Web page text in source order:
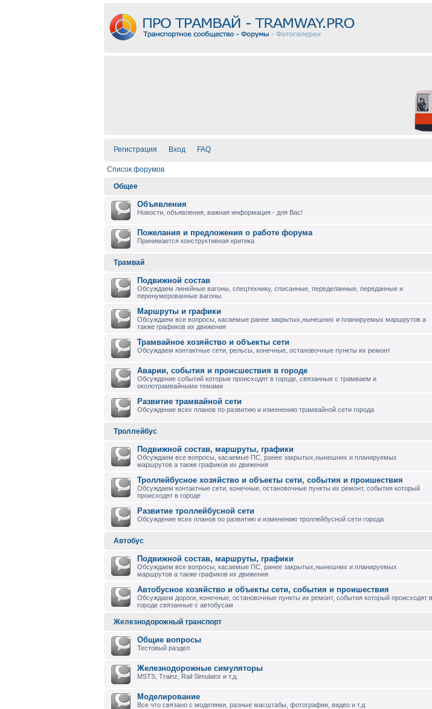
Регистрация Вход FAQ
Список форумов
Общее
Объявления
Новости, объявления, важная информация - для Вас!
Пожелания и предложения о работе форума
Принимается конструктивная критика
Трамвай
Подвижной состав
Обсуждаем линейные вагоны, спецтехнику, списанные, переделанные, переданные и
перенумерованные вагоны.
Маршруты и графики
Обсуждаем все вопросы, касаемые ранее закрытых,нынешних и планируемых маршрутов а
также графиков их движения
Трамвайное хозяйство и объекты сети
Обсуждаем контактные сети, рельсы, конечные, остановочные пункты их ремонт
Аварии, события и происшествия в городе
Обсуждение событий которые происходят в городе, связанные с трамваем и
околотрамвайными темами
Развитие трамвайной сети
Обсуждение всех планов по развитию и изменению трамвайной сети города
Троллейбус
Подвижной состав, маршруты, графики
Обсуждаем все вопросы, касаемые ПС, ранее закрытых,нынешних и планируемых
маршрутов а также графиков их движения
Троллейбусное хозяйство и объекты сети, события и проишествия
Обсуждаем контактные сети, конечные, остановочные пункты их ремонт, события который
происходят в городе
Развитие троллейбусной сети
Обсуждение всех планов по развитию и изменению троллейбусной сети города
Автобус
Подвижной состав, маршруты, графики
Обсуждаем все вопросы, касаемые ПС, ранее закрытых,нынешних и планируемых
маршрутов а также графиков их движения
Автобусное хозяйство и объекты сети, события и проишествия
Обсуждаем дороги, конечные, остановочные пункты их ремонт, события который происходят в
городе связанные с автобусам
Железнодорожный транспорт
Общие вопросы
Тестовый раздел
Железнодорожные симуляторы
MSTS, Trainz, Rail Simulator и т.д.
Моделирование
Все что связано с моделями, разные масштабы, фотографии, видео и т.д.